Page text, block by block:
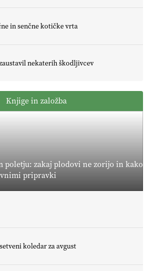
in senčne kotičke vrta
nekaterih škodljivcev
Knjige in založba
poletju: zakaj plodovi ne zorijo in kako
pripravki
koledar za avgust